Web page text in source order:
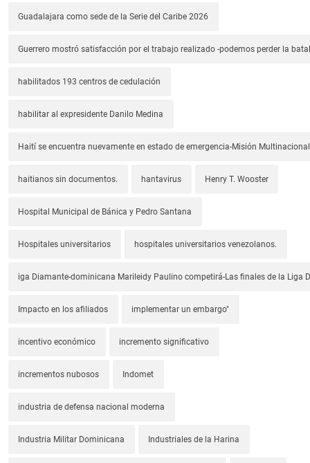
Guadalajara como sede de la Serie del Caribe 2026
Guerrero mostró satisfacción por el trabajo realizado -podemos perder la
habilitados 193 centros de cedulación
habilitar al expresidente Danilo Medina
Haití se encuentra nuevamente en estado de emergencia-Misión
haitianos sin documentos. hantavirus Henry T. Wooster
Hospital Municipal de Bánica y Pedro Santana
Hospitales universitarios hospitales universitarios venezolanos.
iga Diamante-dominicana Marileidy Paulino competirá-Las finales de la Liga
Impacto en los afiliados implementar un embargo"
incentivo económico incremento significativo
incrementos nubosos Indomet
industria de defensa nacional moderna
Industria Militar Dominicana Industriales de la Harina